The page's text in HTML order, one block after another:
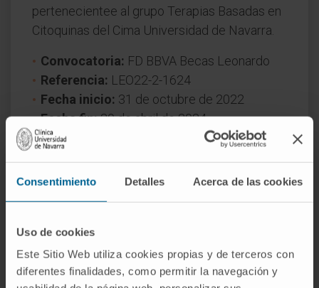
Consentimiento Detalles Acerca de las cookies
Uso de cookies
Este Sitio Web utiliza cookies propias y de terceros con
diferentes finalidades, como permitir la navegación y
pertenecientee al grupo Terapias Basadas en
Citoquinas del Cima Universidad de Navarra.
Convocatoria: FD BBVA Becas Leonardo
Referencia: LEO22-2-1624
Fecha inicio: 31 de octubre de 2022
Fecha fin:30 de abril de 2024
Naturaleza del proyecto:
Nacional